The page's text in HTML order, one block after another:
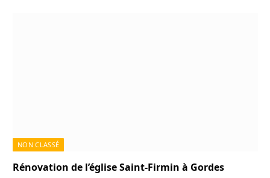
NON CLASSÉ
Rénovation de l’église Saint-Firmin à Gordes